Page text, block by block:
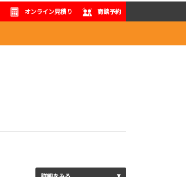
オンライン見積り 商談予約